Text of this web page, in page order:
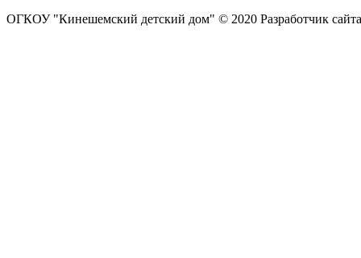
ОГКОУ "Кинешемский детский дом" © 2020 Разработчик